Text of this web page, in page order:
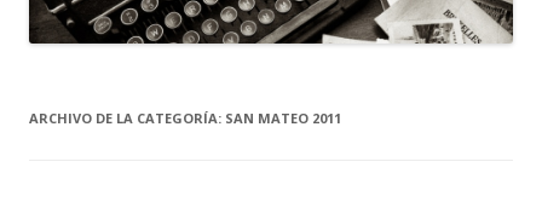
ARCHIVO DE LA CATEGORÍA: SAN MATEO 2011